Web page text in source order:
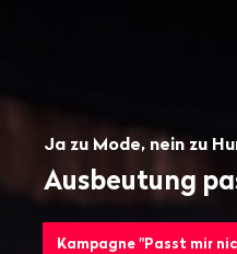
Ja zu Mode, nein zu
Ausbeutung
Kampagne "Passt mir